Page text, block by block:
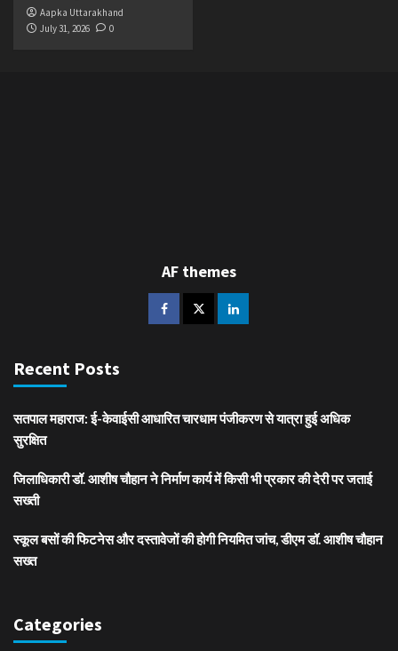
Aapka Uttarakhand
July 31, 2026
0
AF themes
Recent Posts
सतपाल महाराज: ई-केवाईसी आधारित चारधाम पंजीकरण से यात्रा हुई अधिक
सुरक्षित
जिलाधिकारी डॉ. आशीष चौहान ने निर्माण कार्य में किसी भी प्रकार की देरी पर जताई
सख्ती
स्कूल बसों की फिटनेस और दस्तावेजों की होगी नियमित जांच, डीएम डॉ. आशीष चौहान
सख्त
Categories